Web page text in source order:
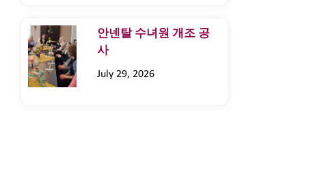
안넨탈 수녀원 개조 공
사
July 29, 2026